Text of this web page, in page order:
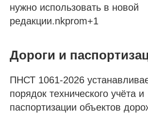
нужно использовать в новой
редакции.nkprom+1
Дороги и
ПНСТ 1061-2026
порядок технического учёта и
паспортизации объектов